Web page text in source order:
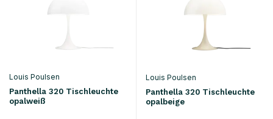
Louis Poulsen
Panthella 320 Tischleuchte
opalweiß
Louis Poulsen
Panthella 320 Tischleuchte
opalbeige